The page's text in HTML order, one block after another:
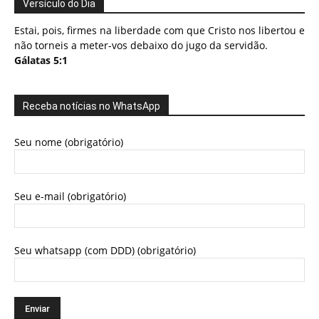
Versículo do Dia
Estai, pois, firmes na liberdade com que Cristo nos libertou e
não torneis a meter-vos debaixo do jugo da servidão.
Gálatas 5:1
Receba notícias no WhatsApp
Seu nome (obrigatório)
Seu e-mail (obrigatório)
Seu whatsapp (com DDD) (obrigatório)